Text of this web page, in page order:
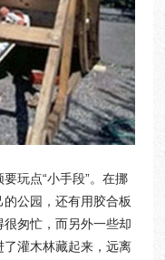
玩点“小手段”。在挪
公园，还有用胶合板
匆忙，而另外一些却
灌木林藏起来，远离